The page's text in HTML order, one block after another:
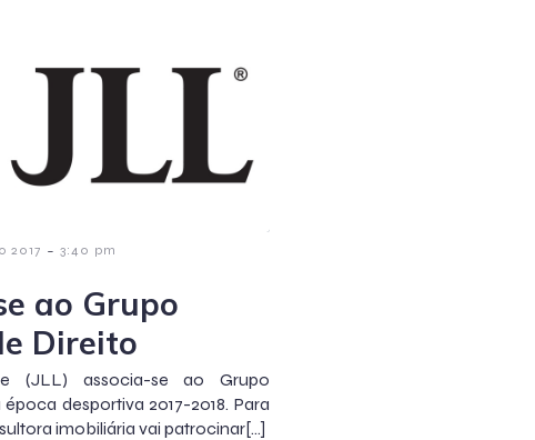
2017 - 3:40 pm
ao Grupo
Direito
(JLL) associa-se ao Grupo
desportiva 2017-2018. Para
imobiliária vai patrocinar[…]